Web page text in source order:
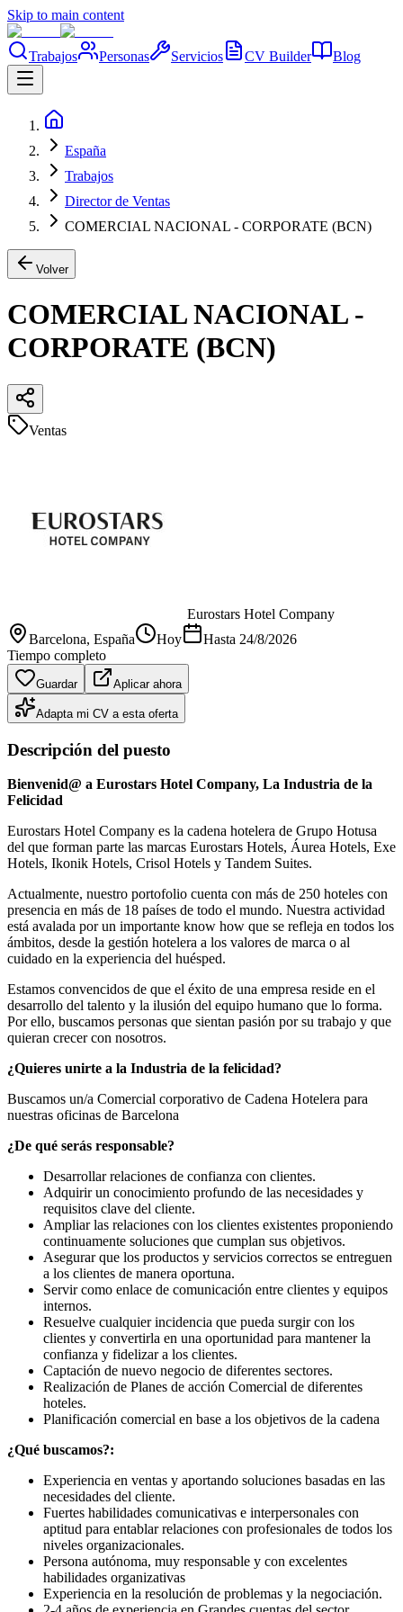
Skip to main content
Trabajos Personas Servicios CV Builder Blog
España
Trabajos
Director de Ventas
COMERCIAL NACIONAL - CORPORATE (BCN)
Volver
COMERCIAL NACIONAL -
CORPORATE (BCN)
Ventas
Eurostars Hotel Company
Barcelona, España Hoy Hasta 24/8/2026
Tiempo completo
Guardar Aplicar ahora
Adapta mi CV a esta oferta
Descripción del puesto
Bienvenid@ a Eurostars Hotel Company, La Industria de la
Felicidad
Eurostars Hotel Company es la cadena hotelera de Grupo Hotusa
del que forman parte las marcas Eurostars Hotels, Áurea Hotels, Exe
Hotels, Ikonik Hotels, Crisol Hotels y Tandem Suites.
Actualmente, nuestro portofolio cuenta con más de 250 hoteles con
presencia en más de 18 países de todo el mundo. Nuestra actividad
está avalada por un importante know how que se refleja en todos los
ámbitos, desde la gestión hotelera a los valores de marca o al
cuidado en la experiencia del huésped.
Estamos convencidos de que el éxito de una empresa reside en el
desarrollo del talento y la ilusión del equipo humano que lo forma.
Por ello, buscamos personas que sientan pasión por su trabajo y que
quieran crecer con nosotros.
¿Quieres unirte a la Industria de la felicidad?
Buscamos un/a Comercial corporativo de Cadena Hotelera para
nuestras oficinas de Barcelona
¿De qué serás responsable?
Desarrollar relaciones de confianza con clientes.
Adquirir un conocimiento profundo de las necesidades y
requisitos clave del cliente.
Ampliar las relaciones con los clientes existentes proponiendo
continuamente soluciones que cumplan sus objetivos.
Asegurar que los productos y servicios correctos se entreguen
a los clientes de manera oportuna.
Servir como enlace de comunicación entre clientes y equipos
internos.
Resuelve cualquier incidencia que pueda surgir con los
clientes y convertirla en una oportunidad para mantener la
confianza y fidelizar a los clientes.
Captación de nuevo negocio de diferentes sectores.
Realización de Planes de acción Comercial de diferentes
hoteles.
Planificación comercial en base a los objetivos de la cadena
¿Qué buscamos?:
Experiencia en ventas y aportando soluciones basadas en las
necesidades del cliente.
Fuertes habilidades comunicativas e interpersonales con
aptitud para entablar relaciones con profesionales de todos los
niveles organizacionales.
Persona autónoma, muy responsable y con excelentes
habilidades organizativas
Experiencia en la resolución de problemas y la negociación.